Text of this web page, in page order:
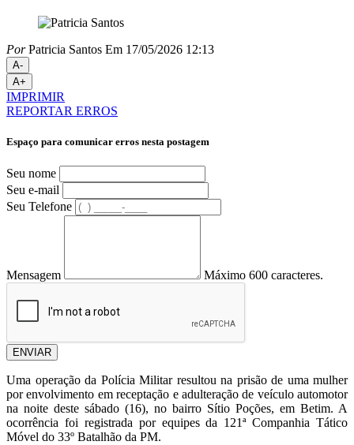
PorPatricia Santos Em 17/05/2026 12:13
A-
A+
IMPRIMIR
REPORTAR ERROS
Espaço para comunicar erros nesta postagem
Seu nome
Seu e-mail
Seu Telefone
Mensagem Máximo 600 caracteres.
ENVIAR
Uma operação da Polícia Militar resultou na prisão de uma mulher
por envolvimento em receptação e adulteração de veículo automotor
na noite deste sábado (16), no bairro Sítio Poções, em Betim. A
ocorrência foi registrada por equipes da 121ª Companhia Tático
Móvel do 33º Batalhão da PM.